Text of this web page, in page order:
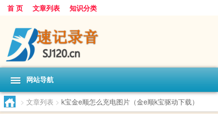
首 页 文章列表 知识分类
网站导航
> 文章列表 > k宝金e顺怎么充电图片（金e顺k宝驱动下载）